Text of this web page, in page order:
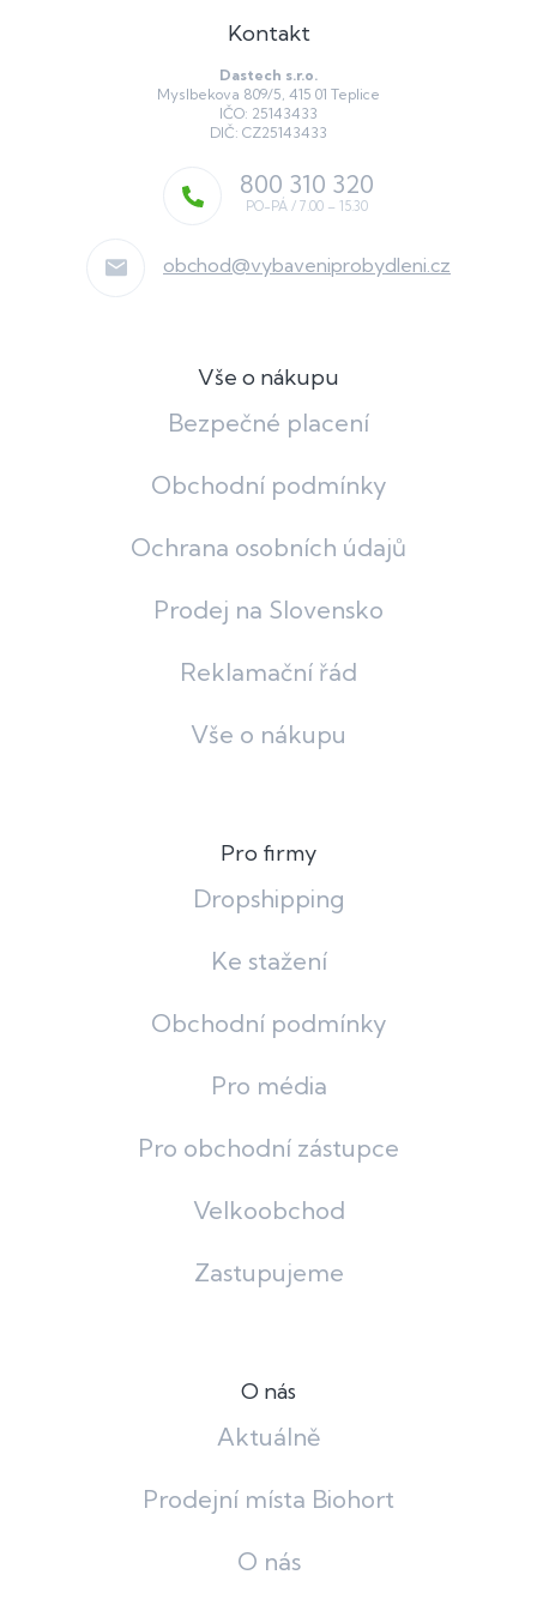
Kontakt
Dastech s.r.o.
Myslbekova 809/5, 415 01 Teplice
IČO: 25143433
DIČ: CZ25143433
obchod@vybaveniprobydleni.cz
800 310 320
Vše o nákupu
Bezpečné placení
Obchodní podmínky
Ochrana osobních údajů
Prodej na Slovensko
Reklamační řád
Vše o nákupu
Pro firmy
Dropshipping
Ke stažení
Obchodní podmínky
Pro média
Pro obchodní zástupce
Velkoobchod
Zastupujeme
O nás
Aktuálně
Prodejní místa Biohort
O nás